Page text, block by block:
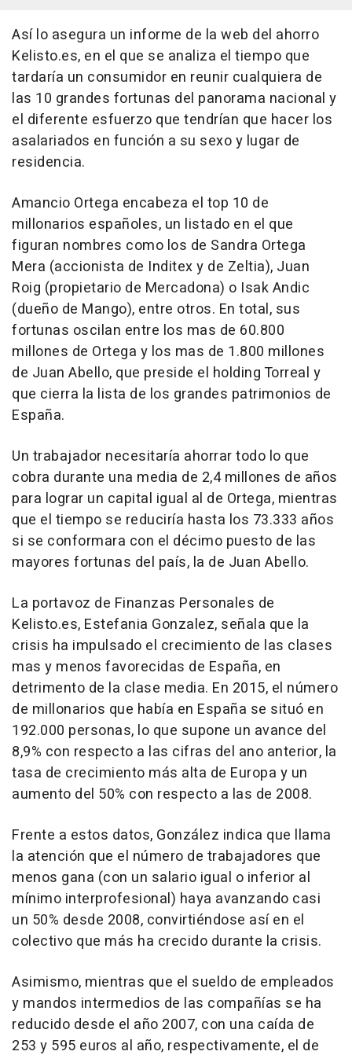
Así lo asegura un informe de la web del ahorro
Kelisto.es, en el que se analiza el tiempo que
tardaría un consumidor en reunir cualquiera de
las 10 grandes fortunas del panorama nacional y
el diferente esfuerzo que tendrían que hacer los
asalariados en función a su sexo y lugar de
residencia.
Amancio Ortega encabeza el top 10 de
millonarios españoles, un listado en el que
figuran nombres como los de Sandra Ortega
Mera (accionista de Inditex y de Zeltia), Juan
Roig (propietario de Mercadona) o Isak Andic
(dueño de Mango), entre otros. En total, sus
fortunas oscilan entre los mas de 60.800
millones de Ortega y los mas de 1.800 millones
de Juan Abello, que preside el holding Torreal y
que cierra la lista de los grandes patrimonios de
España.
Un trabajador necesitaría ahorrar todo lo que
cobra durante una media de 2,4 millones de años
para lograr un capital igual al de Ortega, mientras
que el tiempo se reduciría hasta los 73.333 años
si se conformara con el décimo puesto de las
mayores fortunas del país, la de Juan Abello.
La portavoz de Finanzas Personales de
Kelisto.es, Estefania Gonzalez, señala que la
crisis ha impulsado el crecimiento de las clases
mas y menos favorecidas de España, en
detrimento de la clase media. En 2015, el número
de millonarios que había en España se situó en
192.000 personas, lo que supone un avance del
8,9% con respecto a las cifras del ano anterior, la
tasa de crecimiento más alta de Europa y un
aumento del 50% con respecto a las de 2008.
Frente a estos datos, González indica que llama
la atención que el número de trabajadores que
menos gana (con un salario igual o inferior al
mínimo interprofesional) haya avanzando casi
un 50% desde 2008, convirtiéndose así en el
colectivo que más ha crecido durante la crisis.
Asimismo, mientras que el sueldo de empleados
y mandos intermedios de las compañías se ha
reducido desde el año 2007, con una caída de
253 y 595 euros al año, respectivamente, el de